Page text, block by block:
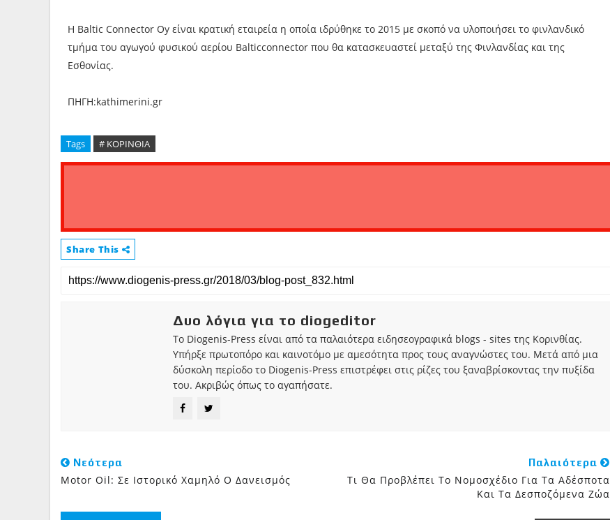
Η Baltic Connector Oy είναι κρατική εταιρεία η οποία ιδρύθηκε το 2015 με σκοπό να υλοποιήσει το φινλανδικό
τμήμα του αγωγού φυσικού αερίου Balticconnector που θα κατασκευαστεί μεταξύ της Φινλανδίας και της
Εσθονίας.
ΠΗΓΗ:kathimerini.gr
Tags # ΚΟΡΙΝΘΙΑ
Share This
Δυο λόγια για το diogeditor
Το Diogenis-Press είναι από τα παλαιότερα ειδησεογραφικά blogs - sites της Κορινθίας.
Υπήρξε πρωτοπόρο και καινοτόμο με αμεσότητα προς τους αναγνώστες του. Μετά από μια
δύσκολη περίοδο το Diogenis-Press επιστρέφει στις ρίζες του ξαναβρίσκοντας την πυξίδα
του. Ακριβώς όπως το αγαπήσατε.
Νεότερα
Motor Oil: Σε Ιστορικό Χαμηλό Ο Δανεισμός
Παλαιότερα
Τι Θα Προβλέπει Το Νομοσχέδιο Για Τα Αδέσποτα
Και Τα Δεσποζόμενα Ζώα